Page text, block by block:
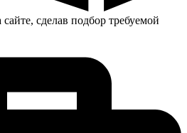
сделав подбор требуемой